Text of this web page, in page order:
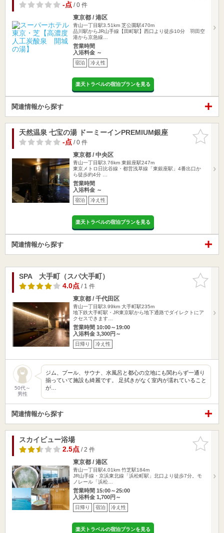
-点/ 0 件
東京都 / 港区
青山一丁目駅3.51km 芝公園駅470m
品川駅からJR山手線【田町駅】西口より徒歩10分 羽田空
港から京急線…
営業時間
入浴料金 ～
宿泊 冷え性
楽天トラベルの宿泊プランを見る
関連情報から探す
お気に入
りに追加
天然温泉 七宝の湯 ドーミーインPREMIUM銀座
-点/ 0 件
東京都 / 中央区
青山一丁目駅3.76km 東銀座駅247m
東京メトロ日比谷線・都営浅草線「東銀座駅」4番出口か
ら徒歩約4分 …
営業時間
入浴料金 ～
宿泊 冷え性
楽天トラベルの宿泊プランを見る
関連情報から探す
お気に入
りに追加
SPA 大手町（スパ大手町）
4.0点/ 1 件
東京都 / 千代田区
青山一丁目駅3.99km 大手町駅235m
地下鉄大手町駅・JR東京駅から地下通路でダイレクトにア
クセスできます…
営業時間 10:00～19:00
入浴料金 3,300円～
日帰り 冷え性
50代～
男性
ジム、プール、サウナ、水風呂と都心の立地にも関わらず一通り
揃っていて施設も綺麗です。 足拭きがなく室内が濡れていること
が…
関連情報から探す
お気に入
りに追加
スカイビュー浴場
2.5点/ 2 件
東京都 / 港区
青山一丁目駅4.01km 竹芝駅184m
JR山手線・京浜東北線「浜松町駅」北口より徒歩7分。モ
ノレール「浜松…
営業時間 15:00～25:00
入浴料金 1,700円～
日帰り 宿泊 冷え性
楽天トラベルの宿泊プランを見る